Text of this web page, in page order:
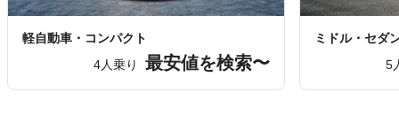
軽自動車・コンパクト
4人乗り
最安値を検索〜
ミドル・セダ
5